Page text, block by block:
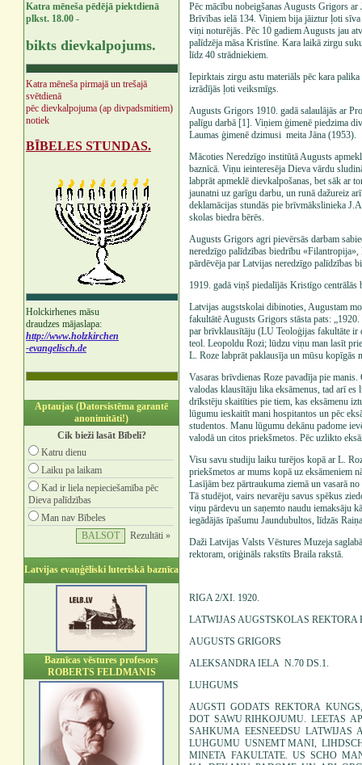
Katra mēneša pēdējā piektdienā
plkst. 18.00 -
bikts dievkalpojums.
Katra mēneša pirmajā un trešajā
svētdienā
pēc dievkalpojuma (ap divpadsmitiem)
notiek
BĪBELES STUNDAS.
Holckirhenes māsu
draudzes mājaslapa:
http://www.holzkirchen
-evangelisch.de
Aptaujas (Datorsistēma garantē
anonimitāti!)
Cik bieži lasāt Bībeli?
Katru dienu
Laiku pa laikam
Kad ir liela nepieciešamība pēc
Dieva palīdzības
Man nav Bībeles
Rezultāti »
Latvijas evaņģēliski luteriskā baznīca
Baznīcas vēstures profesors
ROBERTS FELDMANIS
Pēc mācību nobeigšanas Augusts Grigors
Brīvības ielā 134. Viņiem bija jāiztur ļoti sīva
viņi noturējās. Pēc 10 gadiem Augusts jau
palīdzēja māsa Kristīne. Kara laikā zirgu
līdz 40 strādniekiem.
Iepirktais zirgu astu materiāls pēc kara
izrādījās ļoti veiksmīgs.
Augusts Grigors 1910. gadā salaulājās ar
palīgu darbā [1]. Viņiem ģimenē piedzima
Laumas ģimenē dzimusi meita Jāna (1953).
Mācoties Neredzīgo institūtā Augusts
baznīcā. Viņu ieinteresēja Dieva vārdu
labprāt apmeklē dievkalpošanas, bet sāk ar
jaunatni uz garīgu darbu, un runā dažureiz
deklamācijas stundās pie brīvmākslinieka
skolas biedra bērēs.
Augusts Grigors agri pievērsās darbam
neredzīgo palīdzības biedrību
pārdēvēja par Latvijas neredzīgo palīdzības
1919. gadā viņš piedalījās Kristīgo centrālās
Latvijas augstskolai dibinoties, Augustam
fakultātē Augusts Grigors stāsta pats:
par brīvklausītāju (LU Teoloģijas fakultāte ir
teol. Leopoldu Rozi; lūdzu viņu man lasīt
L. Roze labprāt paklausīja un mūsu kopīgās
Vasaras brīvdienas Roze pavadīja pie
valodas klausītāju lika eksāmenus, tad arī
drīkstēju skaitīties pie tiem, kas eksāmenu
lūgumu ieskaitīt mani hospitantos un pēc
studentos. Manu lūgumu dekānu padome
valodā un citos priekšmetos. Pēc uzlikto
Visu savu studiju laiku turējos kopā ar L.
priekšmetos ar mums kopā uz eksāmeniem
Lasījām bez pārtraukuma ziemā un vasarā
Tā studējot, vairs nevarēju savus spēkus
viņu pārdevu un saņemto naudu iemaksāju
iegādājās īpašumu Jaundubultos, līdzās
Daži Latvijas Valsts Vēstures Muzeja
rektoram, oriģināls rakstīts Braila rakstā.
RIGA 2/XI. 1920.
LATWIJAS AUGSTSKOLAS
AUGUSTS GRIGORS
ALEKSANDRA IELA N.70 DS.1.
LUHGUMS
AUGSTI GODATS REKTORA
DOT SAWU RIHKOJUMU. LEETAS
SAHKUMA EESNEEDSU LATWIJAS
LUHGUMU USNEMT MANI,
MINETA FAKULTATE. US SCHO